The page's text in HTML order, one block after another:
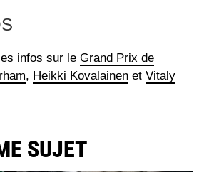
infos sur le Grand Prix de
, Heikki Kovalainen et Vitaly
SUJET